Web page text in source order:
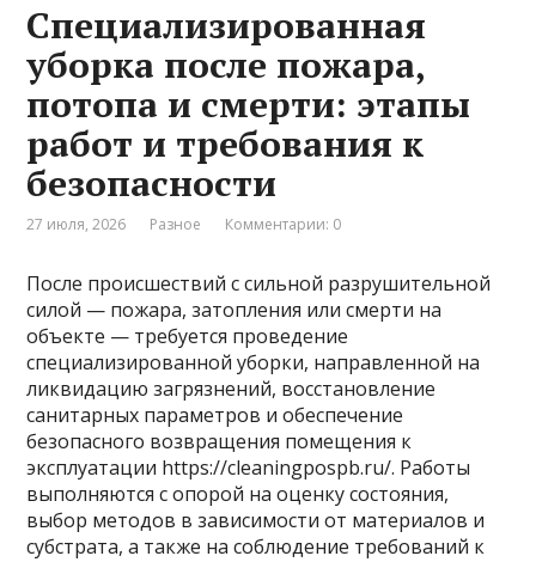
Специализированная
уборка после пожара,
потопа и смерти: этапы
работ и требования к
безопасности
27 июля, 2026 Разное Комментарии: 0
После происшествий с сильной разрушительной
силой — пожара, затопления или смерти на
объекте — требуется проведение
специализированной уборки, направленной на
ликвидацию загрязнений, восстановление
санитарных параметров и обеспечение
безопасного возвращения помещения к
эксплуатации https://cleaningpospb.ru/. Работы
выполняются с опорой на оценку состояния,
выбор методов в зависимости от материалов и
субстрата, а также на соблюдение требований к